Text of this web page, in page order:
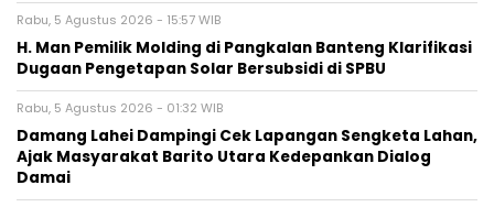
Rabu, 5 Agustus 2026 - 15:57 WIB
H. Man Pemilik Molding di Pangkalan Banteng Klarifikasi
Dugaan Pengetapan Solar Bersubsidi di SPBU
Rabu, 5 Agustus 2026 - 01:32 WIB
Damang Lahei Dampingi Cek Lapangan Sengketa Lahan,
Ajak Masyarakat Barito Utara Kedepankan Dialog
Damai